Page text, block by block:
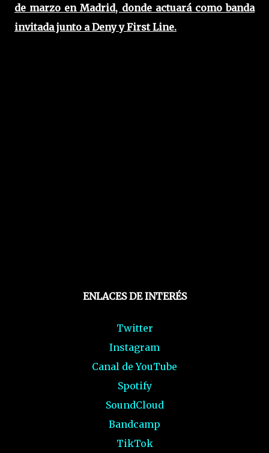
de marzo en Madrid, donde actuará como banda
invitada junto a Deny y First Line.
ENLACES DE INTERÉS
Twitter
Instagram
Canal de YouTube
Spotify
SoundCloud
Bandcamp
TikTok